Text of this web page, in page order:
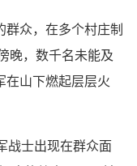
群众，在多个村庄制
晚，数千名未能及
在山下燃起层层火
战士出现在群众面